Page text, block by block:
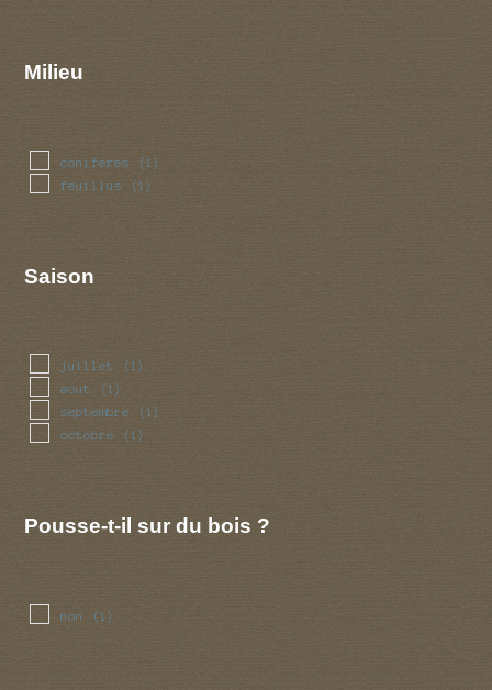
Milieu
coniferes (1)
feuillus (1)
Saison
juillet (1)
aout (1)
septembre (1)
octobre (1)
Pousse-t-il sur du bois ?
non (1)